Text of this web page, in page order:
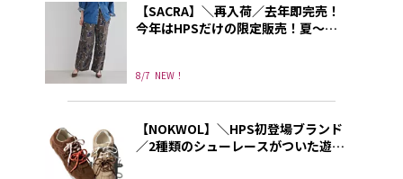
8/7 NEW！
【SACRA】＼再入荷／去年即完売！
今年はHPSだけの限定販売！夏～秋
【NOKWOL】＼HPS初登場ブランド
／2種類のシューレースがついた遊び